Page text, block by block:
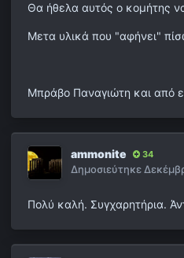
Θα ήθελα αυτός ο κομήτης
Μετα υλικά που "αφήνει"
Μπράβο Παναγιώτη και από
ammonite 34
Δημοσιεύτηκε
Πολύ καλή. Συγχαρητήρια.